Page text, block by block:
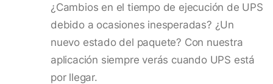
¿Cambios en el tiempo de ejecución de UPS
debido a ocasiones inesperadas? ¿Un
nuevo estado del paquete? Con nuestra
aplicación siempre verás cuando UPS está
por llegar.